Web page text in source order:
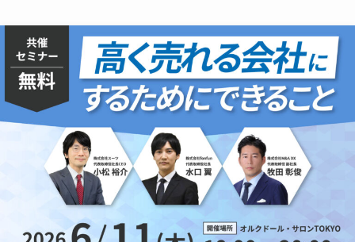
サービス
他ツールとの比較＆選び方
導入事例